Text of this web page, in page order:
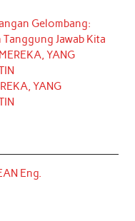
Gelombang:
Jawab Kita
YANG
YANG
Eng.